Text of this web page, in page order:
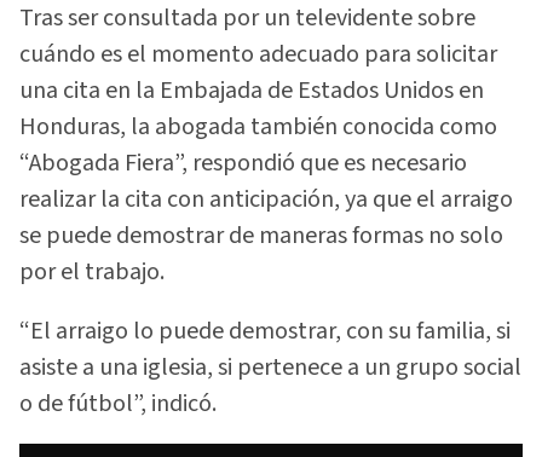
Tras ser consultada por un televidente sobre
cuándo es el momento adecuado para solicitar
una cita en la Embajada de Estados Unidos en
Honduras, la abogada también conocida como
“Abogada Fiera”, respondió que es necesario
realizar la cita con anticipación, ya que el arraigo
se puede demostrar de maneras formas no solo
por el trabajo.
“El arraigo lo puede demostrar, con su familia, si
asiste a una iglesia, si pertenece a un grupo social
o de fútbol”, indicó.